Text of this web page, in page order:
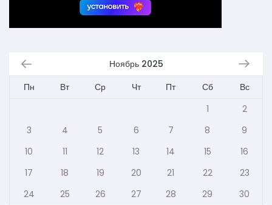
Ноябрь 2025
Пн
Вт Ср Чт Пт Сб
Вс
1
2
3
4 5 6 7 8
9
10
11 12 13 14 15
16
17
18 19 20 21 22
23
24
25 26 27 28 29 30